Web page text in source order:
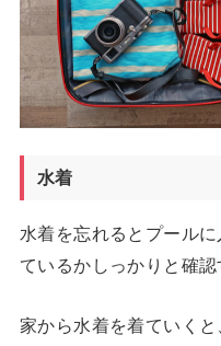
水着
水着を忘れるとプール
ているかしっかりと確認
家から水着を着ていく